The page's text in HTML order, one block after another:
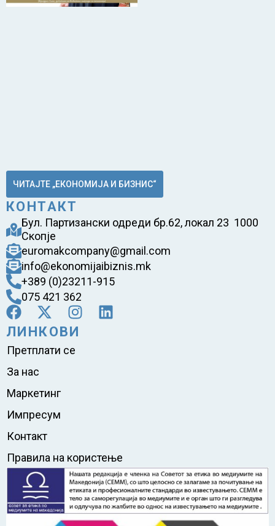
ЧИТАЈТЕ „ЕКОНОМИЈА И БИЗНИС“
КОНТАКТ
Бул. Партизански одреди бр.62, локал 23 1000
Скопје
euromakcompany@gmail.com
info@ekonomijaibiznis.mk
+389 (0)23211-915
075 421 362
ЛИНКОВИ
Претплати се
За нас
Маркетинг
Импресум
Контакт
Правила на користење